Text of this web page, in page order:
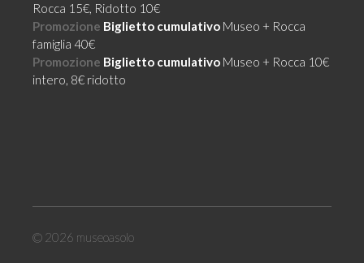
Rocca 15€, Ridotto 10€
Promozione Biglietto cumulativo Museo + Rocca
famiglia 40€
Promozione Biglietto cumulativo Museo + Rocca 10€
intero, 8€ ridotto
© 2026 museoasolo